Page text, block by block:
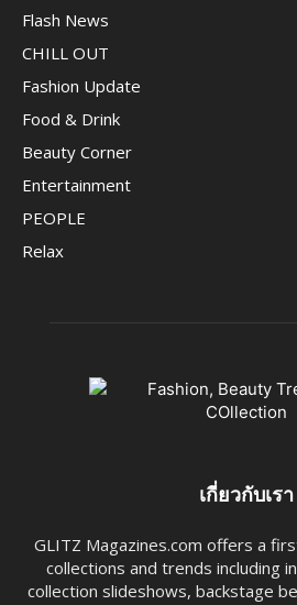
Flash News
CHILL OUT
Fashion Update
Food & Drink
Beauty Corner
Entertainment
PEOPLE
Relax
เกี่ยวกับเรา
GLITZ Magazines.com offers a
collections and trends including
collection slideshows, backstage